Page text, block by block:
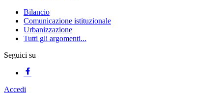
Bilancio
Comunicazione istituzionale
Urbanizzazione
Tutti gli argomenti...
Seguici su
Accedi